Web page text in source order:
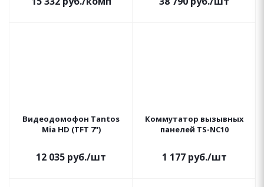
Видеодомофон Tantos
Mia HD (TFT 7")
12 035 руб./шт
Коммутатор вызывных
панелей TS-NC10
1 177руб./шт